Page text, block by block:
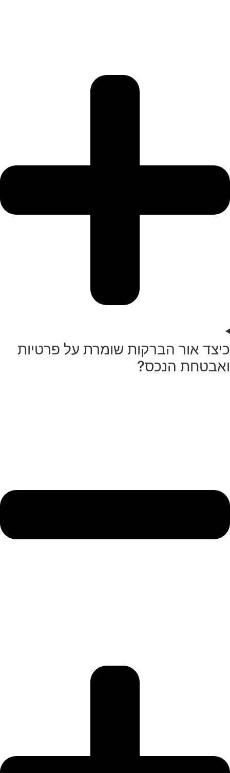
כיצד אור הברקות שומרת על פרטיות
ואבטחת הנכס?